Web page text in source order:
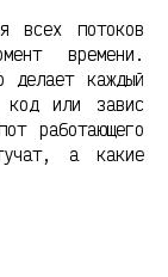
всех потоков
времени.
делает каждый
или завис
работающего
а какие